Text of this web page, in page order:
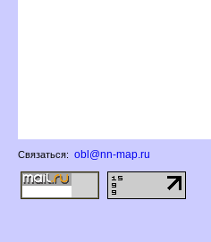
Связаться: obl@nn-map.ru